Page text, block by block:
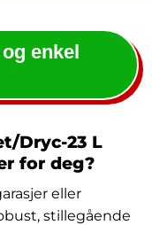
enkel
Dryc-23 L
for deg?
eller
stillegående